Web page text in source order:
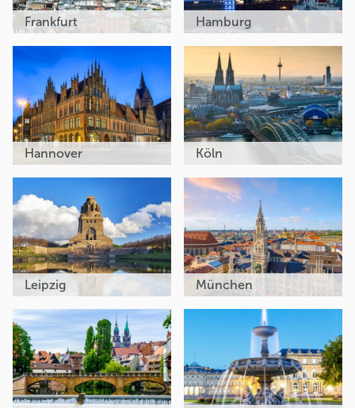
Frankfurt Hamburg
Hannover Köln
Leipzig München